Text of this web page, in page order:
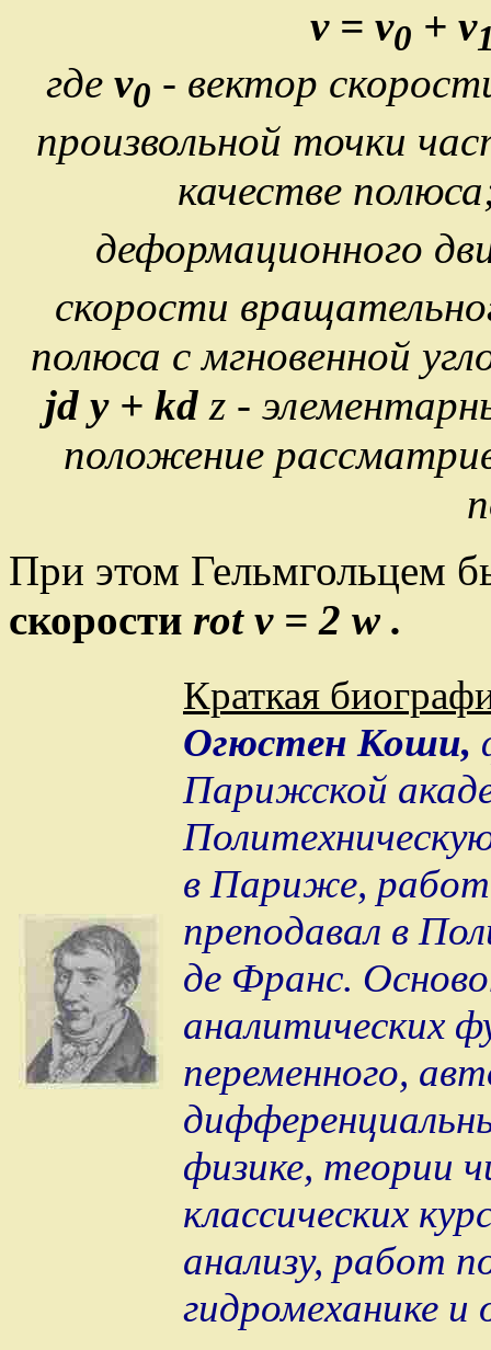
v = v0 + v
где v0 - вектор
произвольной точки
качестве
деформационного
скорости
полюса с мгновенной
jd y + kd z -
положение
При этом Гельмгольцем
скорости rot v = 2 w.
Краткая
Огюстен Коши,
Парижской
в Париже,
преподавал в
де Франс.
аналитических
переменного,
физике, теории
классических
анализу, работ
гидромеханике и